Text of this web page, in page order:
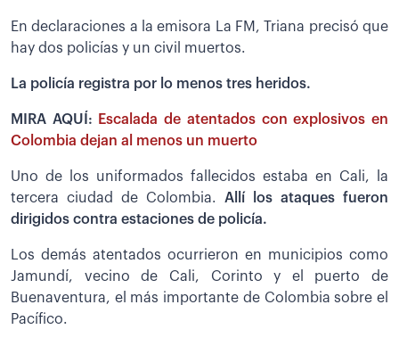
En declaraciones a la emisora La FM, Triana precisó que
hay dos policías y un civil muertos.
La policía registra por lo menos tres heridos.
MIRA AQUÍ:
Escalada de atentados con explosivos en
Colombia dejan al menos un muerto
Uno de los uniformados fallecidos estaba en Cali, la
tercera ciudad de Colombia. Allí los ataques fueron
dirigidos contra estaciones de policía.
Los demás atentados ocurrieron en municipios como
Jamundí, vecino de Cali, Corinto y el puerto de
Buenaventura, el más importante de Colombia sobre el
Pacífico.